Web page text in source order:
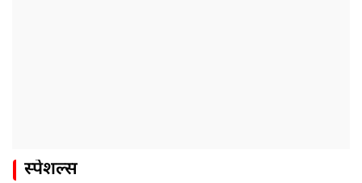
स्पेशल्स